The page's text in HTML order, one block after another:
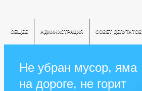
ОБЩЕЕ АДМИНИСТРАЦИЯ СОВЕТ ДЕПУТАТОВ
Не убран мусор, яма
на дороге, не горит